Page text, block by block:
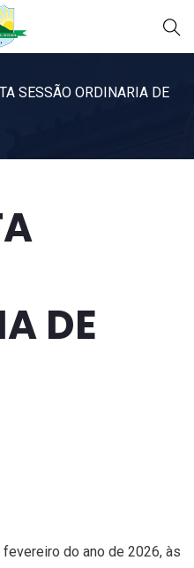
SESSÃO ORDINARIA DE
DE
do ano de 2026, às